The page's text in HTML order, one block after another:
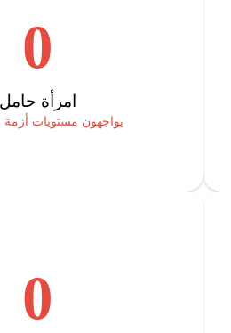
امرأة حامل
0
يواجهون مستويات
0